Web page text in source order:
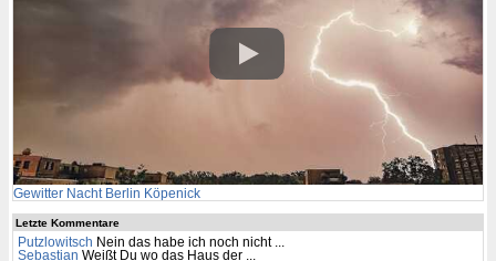
Gewitter Nacht Berlin Köpenick
Letzte Kommentare
Putzlowitsch Nein das habe ich noch nicht ...
Sebastian Weißt Du wo das Haus der ...